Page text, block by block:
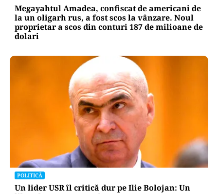
Megayahtul Amadea, confiscat de americani de
la un oligarh rus, a fost scos la vânzare. Noul
proprietar a scos din conturi 187 de milioane de
dolari
POLITICĂ
Un lider USR îl critică dur pe Ilie Bolojan: Un